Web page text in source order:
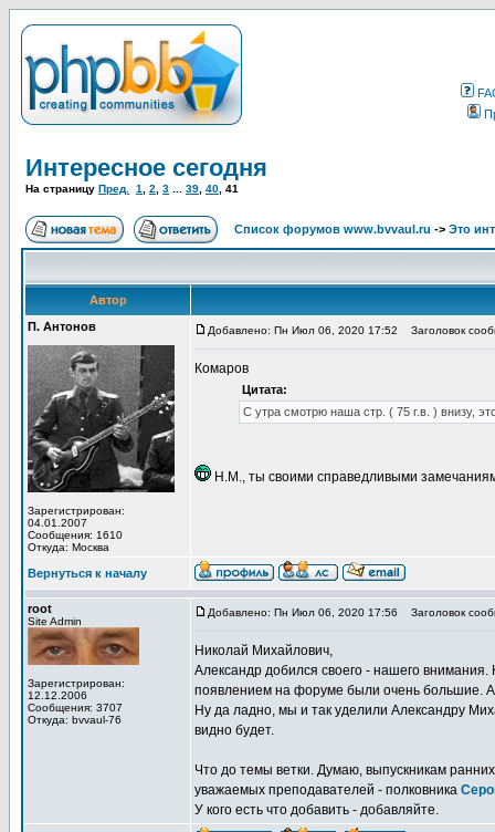
Интересное сегодня
На страницу Пред. 1 2 3 39 40 41
Список форумов www.bvvaul.ru -> Это
Автор
П. Антонов
Зарегистрирован:
04.01.2007
Сообщения: 1610
Откуда: Москва
Добавлено: Пн Июл 06, 2020 17:52 Заголовок
Комаров
Цитата:
С утра смотрю наша стр. ( 75 г.в. ) внизу,
Н.М., ты своими справедливыми
Вернуться к началу
root
Site Admin
Зарегистрирован:
12.12.2006
Сообщения: 3707
Откуда: bvvaul-76
Добавлено: Пн Июл 06, 2020 17:56 Заголовок
Николай Михайлович,
Александр добился своего - нашего
появлением на форуме были очень большие. А
Ну да ладно, мы и так уделили Александру
видно будет.
Что до темы ветки. Думаю, выпускникам
уважаемых преподавателей - полковника
У кого есть что добавить - добавляйте.